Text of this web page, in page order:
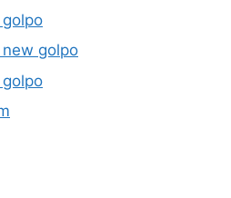
golpo